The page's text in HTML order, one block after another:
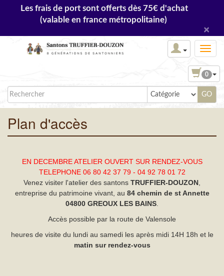
Les frais de port sont offerts dès 75€ d'achat
(valable en france métropolitaine)
×
0
Plan d'accès
EN DECEMBRE ATELIER OUVERT SUR RENDEZ-VOUS
TELEPHONE 06 80 42 37 79 - 04 92 78 01 72
Venez visiter l'atelier des santons TRUFFIER-DOUZON
entreprise du patrimoine vivant, au 84 chemin de st Annette
04800 GREOUX LES BAINS
Accès possible par la route de Valensole
heures de visite du lundi au samedi les après midi 14H 18h et le
matin sur rendez-vous